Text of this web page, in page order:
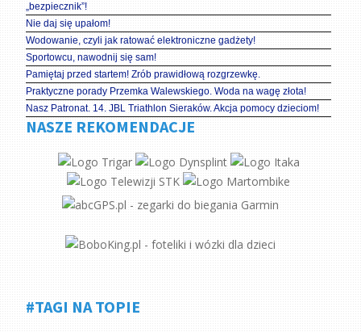
„bezpiecznik”!
Nie daj się upałom!
Wodowanie, czyli jak ratować elektroniczne gadżety!
Sportowcu, nawodnij się sam!
Pamiętaj przed startem! Zrób prawidłową rozgrzewkę.
Praktyczne porady Przemka Walewskiego. Woda na wagę złota!
Nasz Patronat. 14. JBL Triathlon Sieraków. Akcja pomocy dzieciom!
NASZE REKOMENDACJE
#TAGI NA TOPIE